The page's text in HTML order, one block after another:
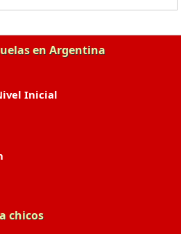
en Argentina
Inicial
chicos